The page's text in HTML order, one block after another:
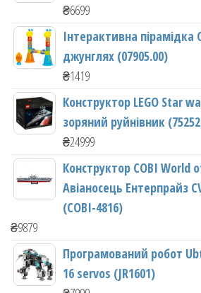
₴6699
Інтерактивна пірамідка
джунглях (07905.00)
₴1419
Конструктор LEGO Star
зоряний руйнівник
₴24999
Конструктор COBI World
Авіаносець Ентерпрайз
(COBI-4816)
₴9879
Програмований робот
16 servos (JR1601)